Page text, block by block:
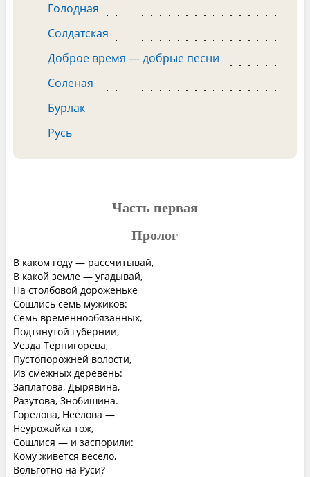
Голодная
Солдатская
Доброе время — добрые песни
Соленая
Бурлак
Русь
Часть первая
Пролог
В каком году — рассчитывай,
В какой земле — угадывай,
На столбовой дороженьке
Сошлись семь мужиков:
Семь временнообязанных,
Подтянутой губернии,
Уезда Терпигорева,
Пустопорожней волости,
Из смежных деревень:
Заплатова, Дырявина,
Разутова, Знобишина.
Горелова, Неелова —
Неурожайка тож,
Сошлися — и заспорили:
Кому живется весело,
Вольготно на Руси?